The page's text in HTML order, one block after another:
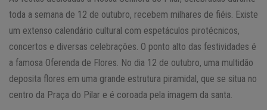
toda a semana de 12 de outubro, recebem milhares de fiéis. Existe
um extenso calendário cultural com espetáculos pirotécnicos,
concertos e diversas celebrações. O ponto alto das festividades é
a famosa Oferenda de Flores. No dia 12 de outubro, uma multidão
deposita flores em uma grande estrutura piramidal, que se situa no
centro da Praça do Pilar e é coroada pela imagem da santa.